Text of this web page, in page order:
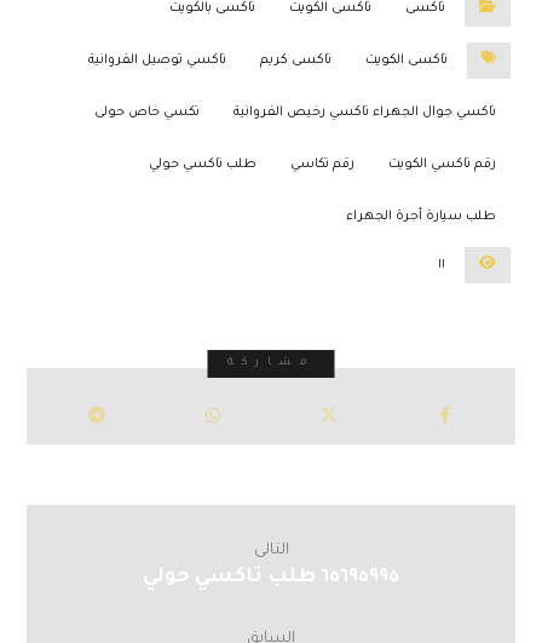
تاكسى تاكسى الكويت تاكسى بالكويت
تاكسى الكويت تاكسى كريم تاكسي توصيل الفروانية
تاكسي جوال الجهراء تاكسي رخيص الفروانية تكسي خاص حولى
رقم تاكسي الكويت رقم تكاسي طلب تاكسي حولي
طلب سيارة أجرة الجهراء
١١
التالى
٦٥٦٩٥٩٩٥ طلب تاكسي حولي
السابق